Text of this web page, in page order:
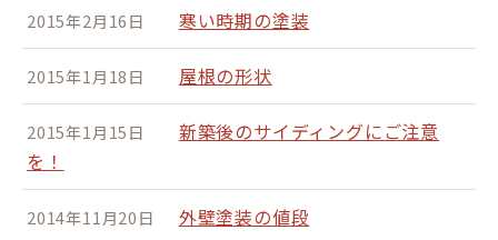
2015年2月16日 寒い時期の塗装
2015年1月18日 屋根の形状
2015年1月15日
新築後のサイディングにご注意
を！
2014年11月20日 外壁塗装の値段